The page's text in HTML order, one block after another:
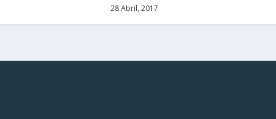
28 Abril, 2017